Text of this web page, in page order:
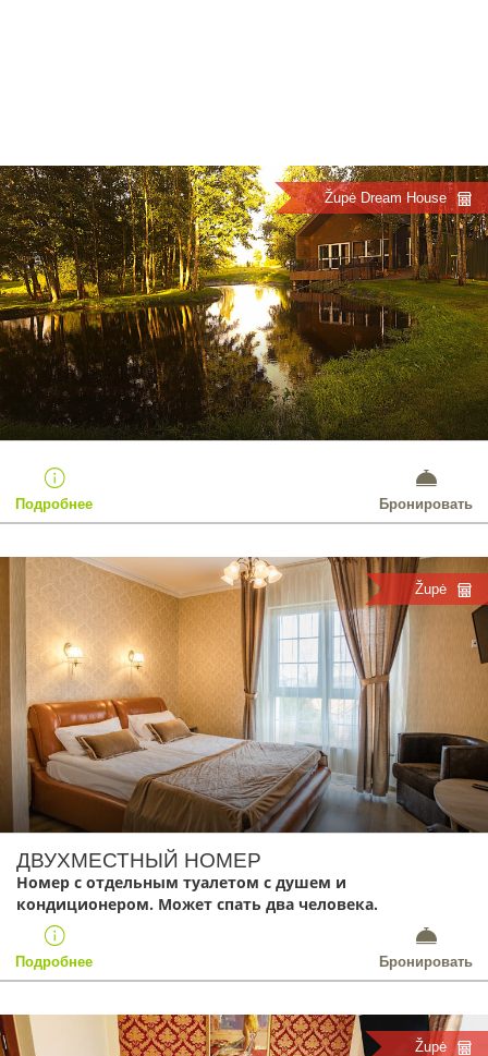
Župė Dream House
Подробнее Бронировать
Župė
ДВУХМЕСТНЫЙ НОМЕР
Номер с отдельным туалетом с душем и
кондиционером. Может спать два человека.
Подробнее Бронировать
Župė